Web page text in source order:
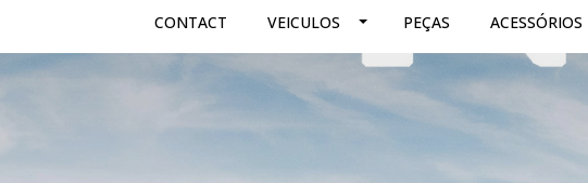
CONTACT VEICULOS PEÇAS ACESSÓRIOS